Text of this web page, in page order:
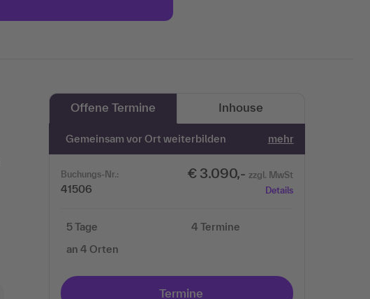
Offene Termine Inhouse
Gemeinsam vor Ort weiterbilden mehr
Buchungs-Nr.:
41506
€ 3.090,- zzgl. MwSt
Details
5 Tage
an 4 Orten
4 Termine
Termine